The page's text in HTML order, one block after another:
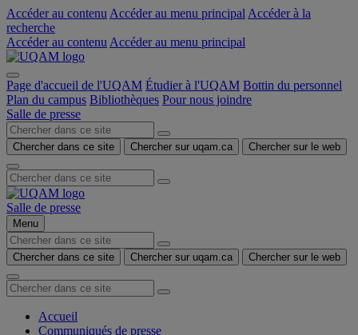
Accéder au contenu Accéder au menu principal Accéder à la
recherche
Accéder au contenu Accéder au menu principal
Page d'accueil de l'UQAM Étudier à l'UQAM Bottin du personnel
Plan du campus Bibliothèques Pour nous joindre
Salle de presse
Chercher dans ce site Chercher sur uqam.ca Chercher sur le web
Salle de presse
Menu
Chercher dans ce site Chercher sur uqam.ca Chercher sur le web
Accueil
Communiqués de presse